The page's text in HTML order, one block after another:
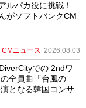
ルパカ役に挑戦！
がソフトバンクCM
CMニュース 2026.08.03
での 2ndワ
全員曲「台風の
となる韓国コンサ